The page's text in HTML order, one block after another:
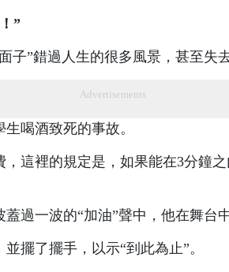
”
子”錯過人生的很多風景，甚至失
Advertisements
喝酒致死的事故。
這裡的規定是，如果能在3分鐘
過一波的“加油”聲中，他在舞台
擺了擺手，以示“到此為止”。